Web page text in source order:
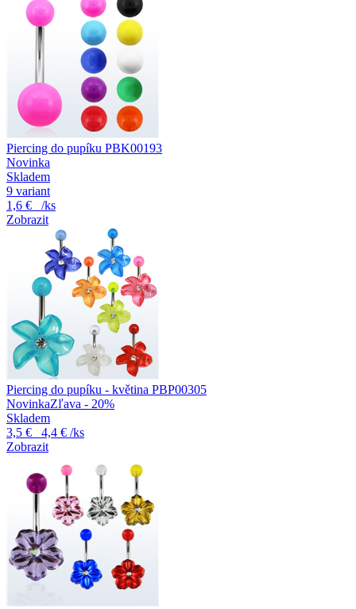
Piercing do pupíku PBK00193
Novinka
Skladem
9 variant
1,6 €
/ks
Zobrazit
Piercing do pupíku - květina PBP00305
NovinkaZľava - 20%
Skladem
3,5 €
4,4 € /ks
Zobrazit